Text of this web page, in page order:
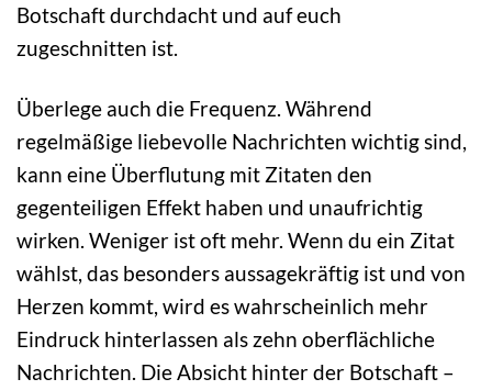
Botschaft durchdacht und auf euch
zugeschnitten ist.
Überlege auch die Frequenz. Während
regelmäßige liebevolle Nachrichten wichtig sind,
kann eine Überflutung mit Zitaten den
gegenteiligen Effekt haben und unaufrichtig
wirken. Weniger ist oft mehr. Wenn du ein Zitat
wählst, das besonders aussagekräftig ist und von
Herzen kommt, wird es wahrscheinlich mehr
Eindruck hinterlassen als zehn oberflächliche
Nachrichten. Die Absicht hinter der Botschaft –